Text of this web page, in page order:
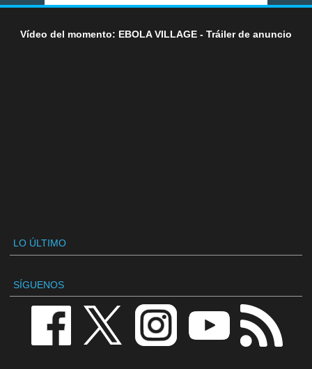
Vídeo del momento: EBOLA VILLAGE - Tráiler de anuncio
LO ÚLTIMO
SÍGUENOS